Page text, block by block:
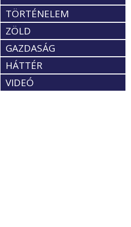
TÖRTÉNELEM
ZÖLD
GAZDASÁG
HÁTTÉR
VIDEÓ